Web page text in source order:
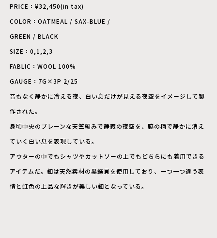
PRICE：¥32,450(in tax)
COLOR：OATMEAL / SAX-BLUE /
GREEN / BLACK
SIZE：0,1,2,3
FABLIC：WOOL 100%
GAUGE：7G×3P 2/25
音もなく静かに冷える夜、白い息だけが見える夜空をイメージして製
作された。
身頃中央のプレーンな天竺編みで静寂の夜空を、脇の柄で静かに消え
ていく白い息を表現している。
アウターの中でもシャツやカットソーの上でもどちらにも着用できる
アイテムだ。釦は天然素材の黒蝶貝を使用しており、一つ一つ違う表
情と虹色の上品な輝きが美しい釦となっている。